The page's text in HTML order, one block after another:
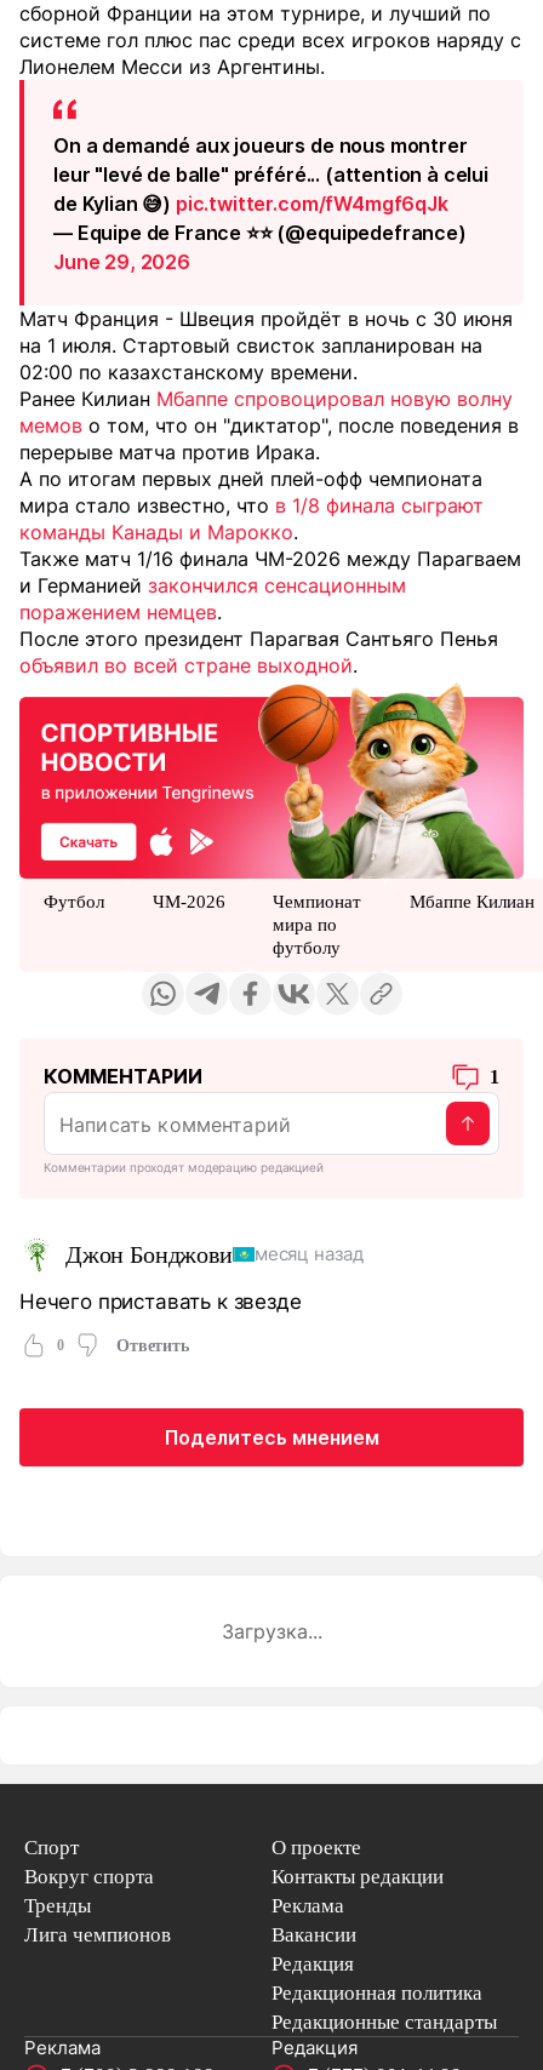
сборной Франции на этом турнире, и лучший по
системе гол плюс пас среди всех игроков наряду с
Лионелем Месси из Аргентины.
On a demandé aux joueurs de nous montrer
leur "levé de balle" préféré... (attention à celui
de Kylian 😅) pic.twitter.com/fW4mgf6qJk
— Equipe de France ⭐⭐ (@equipedefrance)
June 29, 2026
Матч Франция - Швеция пройдёт в ночь с 30 июня
на 1 июля. Стартовый свисток запланирован на
02:00 по казахстанскому времени.
Ранее Килиан Мбаппе спровоцировал новую волну
мемов о том, что он "диктатор", после поведения в
перерыве матча против Ирака.
А по итогам первых дней плей-офф чемпионата
мира стало известно, что в 1/8 финала сыграют
команды Канады и Марокко.
Также матч 1/16 финала ЧМ-2026 между Парагваем
и Германией закончился сенсационным
поражением немцев.
После этого президент Парагвая Сантьяго Пенья
объявил во всей стране выходной.
Футбол ЧМ-2026
Чемпионат
мира по
футболу
Мбаппе Килиан
КОММЕНТАРИИ 1
Комментарии проходят модерацию редакцией
Джон Бонджови месяц назад
Нечего приставать к звезде
0 Ответить
Поделитесь мнением
Загрузка...
Спорт
Вокруг спорта
Тренды
Лига чемпионов
О проекте
Контакты редакции
Реклама
Вакансии
Редакция
Редакционная политика
Редакционные стандарты
Реклама Редакция